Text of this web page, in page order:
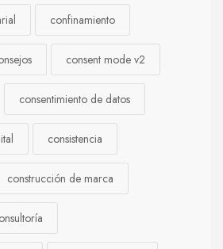
confinamiento
consent mode v2
consentimiento de datos
consistencia
construcción de marca